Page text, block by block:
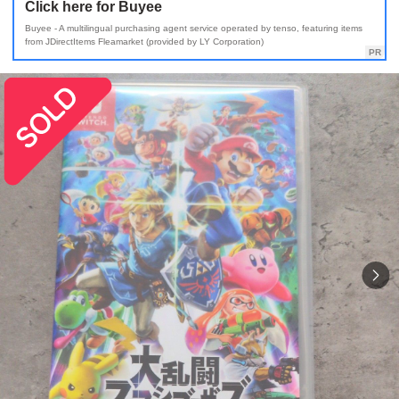
Click here for Buyee
Buyee - A multilingual purchasing agent service operated by tenso, featuring items
from JDirectItems Fleamarket (provided by LY Corporation)